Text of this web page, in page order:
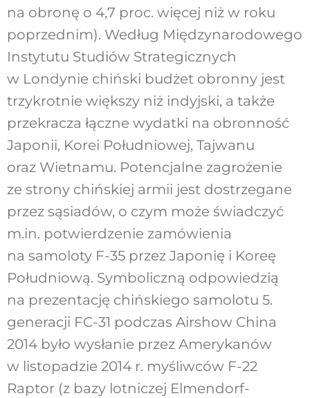
na obronę o 4,7 proc. więcej niż w roku
poprzednim). Według Międzynarodowego
Instytutu Studiów Strategicznych
w Londynie chiński budżet obronny jest
trzykrotnie większy niż indyjski, a także
przekracza łączne wydatki na obronność
Japonii, Korei Południowej, Tajwanu
oraz Wietnamu. Potencjalne zagrożenie
ze strony chińskiej armii jest dostrzegane
przez sąsiadów, o czym może świadczyć
m.in. potwierdzenie zamówienia
na samoloty F-35 przez Japonię i Koreę
Południową. Symboliczną odpowiedzią
na prezentację chińskiego samolotu 5.
generacji FC-31 podczas Airshow China
2014 było wysłanie przez Amerykanów
w listopadzie 2014 r. myśliwców F-22
Raptor (z bazy lotniczej Elmendorf-